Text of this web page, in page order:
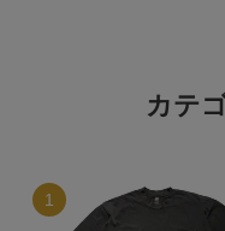
カテ